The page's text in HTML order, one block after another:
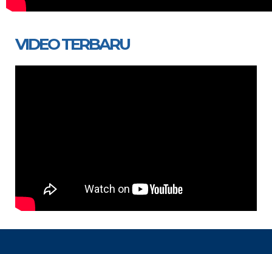
VIDEO TERBARU